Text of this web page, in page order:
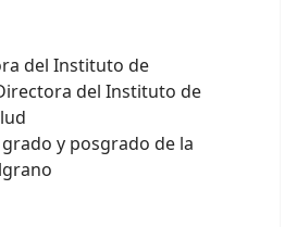
del Instituto de
del Instituto de
y posgrado de la